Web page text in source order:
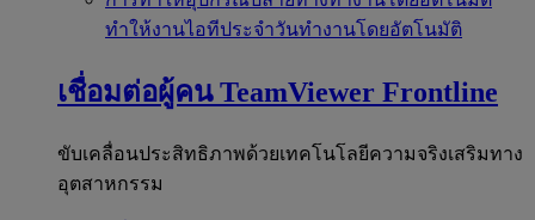
ทำให้งานไอทีประจำวันทำงานโดยอัตโนมัติ
เชื่อมต่อผู้คน TeamViewer Frontline
ขับเคลื่อนประสิทธิภาพด้วยเทคโนโลยีความจริงเสริมทาง
อุตสาหกรรม